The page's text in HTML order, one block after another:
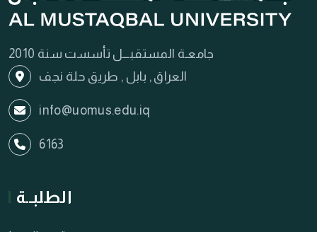
جامعـة المستقبـــل تأسست سنة 2010
العراق , بابل , طريق حلة نجف
info@uomus.edu.iq
6163
الطلبــة